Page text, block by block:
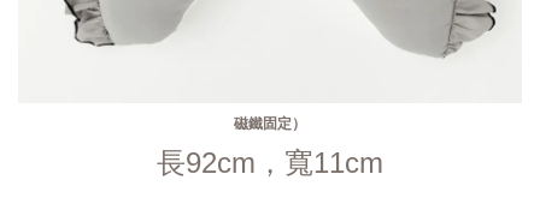
磁鐵固定）
長92cm，寬11cm